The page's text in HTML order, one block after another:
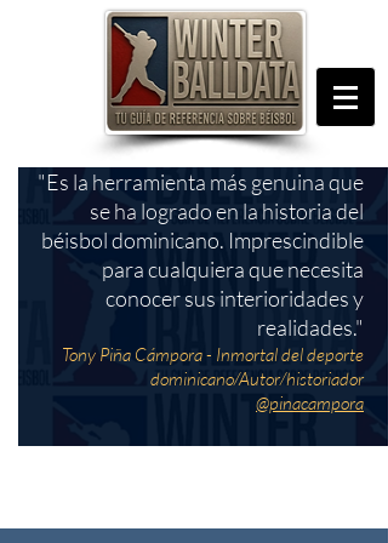
"Es la herramienta más genuina que
se ha logrado en la historia del
béisbol dominicano. Imprescindible
para cualquiera que necesita
conocer sus interioridades y
realidades."
Tony Piña Cámpora - Inmortal del deporte
dominicano/Autor/historiador
@pinacampora